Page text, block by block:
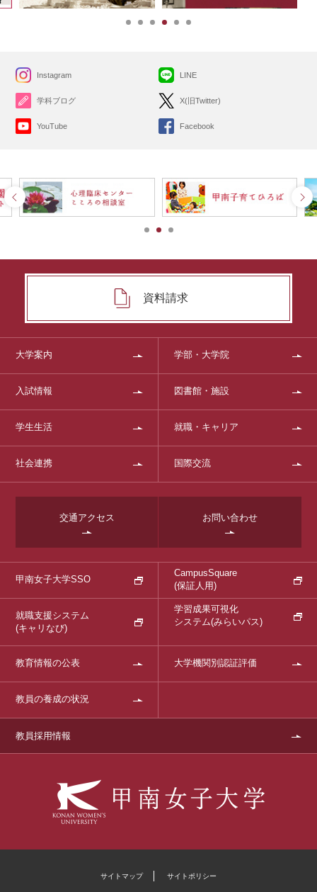
Instagram
学科ブログ
YouTube
LINE
X(旧Twitter)
Facebook
資料請求
大学案内 学部・大学院
入試情報 図書館・施設
学生生活 就職・キャリア
社会連携 国際交流
交通アクセス お問い合わせ
甲南女子大学SSO
CampusSquare
(保証人用)
就職支援システム
(キャリなび)
学習成果可視化
システム(みらいパス)
教育情報の公表 大学機関別認証評価
教員の養成の状況
教員採用情報
サイトマップ サイトポリシー